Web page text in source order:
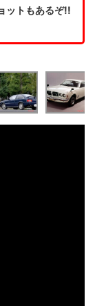
ットもあるぞ!!